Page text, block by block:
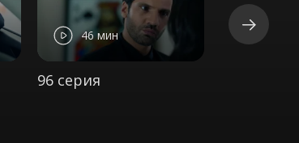
46 мин
96 серия
46